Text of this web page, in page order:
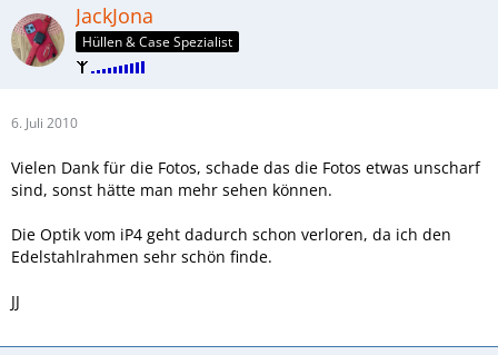
JackJona
Hüllen & Case Spezialist
6. Juli 2010
Vielen Dank für die Fotos, schade das die Fotos etwas unscharf
sind, sonst hätte man mehr sehen können.
Die Optik vom iP4 geht dadurch schon verloren, da ich den
Edelstahlrahmen sehr schön finde.
JJ